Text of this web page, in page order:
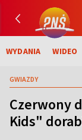
WYDANIA WIDEO
GWIAZDY
Czerwony
Kids"